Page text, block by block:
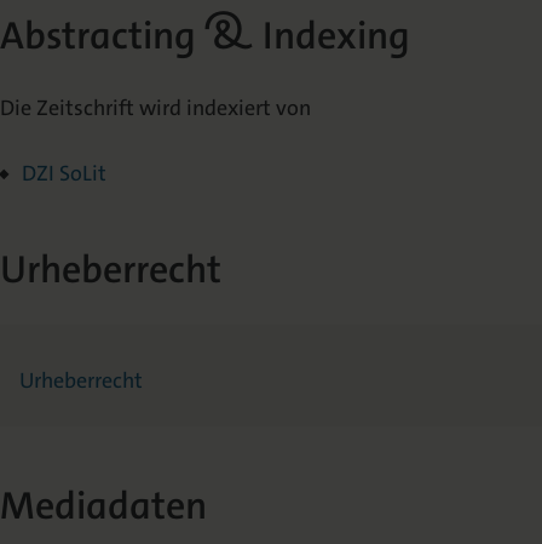
Abstracting & Indexing
Die Zeitschrift wird indexiert von
DZI SoLit
Urheberrecht
Urheberrecht
Mediadaten